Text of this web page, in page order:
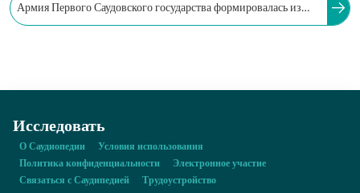
Армия Первого Саудовского государства формировалась из
Исследовать
О Саудиопедии
Условия использования
Политика конфиденциальности
Электронное участие
Связаться с Саудипедией
Трудоустройство